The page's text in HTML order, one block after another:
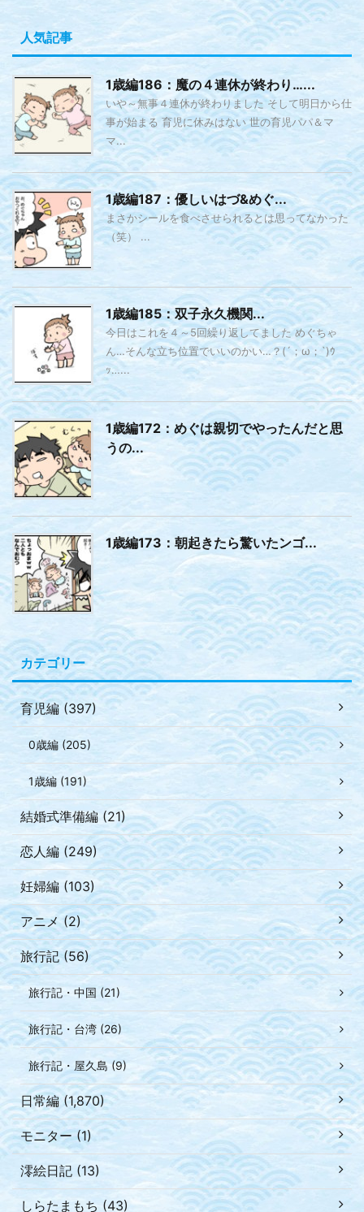
人気記事
1歳編186：魔の４連休が終わり…...
いや～無事４連休が終わりました そして明日から仕
事が始まる 育児に休みはない 世の育児パパ＆マ
マ...
1歳編187：優しいはづ&めぐ...
まさかシールを食べさせられるとは思ってなかった
（笑） ...
1歳編185：双子永久機関...
今日はこれを４～5回繰り返してました めぐちゃ
ん…そんな立ち位置でいいのかい…？(´；ω；`)ｳ
ｯ…...
1歳編172：めぐは親切でやったんだと思
うの...
1歳編173：朝起きたら驚いたンゴ...
カテゴリー
育児編 (397)
0歳編 (205)
1歳編 (191)
結婚式準備編 (21)
恋人編 (249)
妊婦編 (103)
アニメ (2)
旅行記 (56)
旅行記・中国 (21)
旅行記・台湾 (26)
旅行記・屋久島 (9)
日常編 (1,870)
モニター (1)
澪絵日記 (13)
しらたまもち (43)